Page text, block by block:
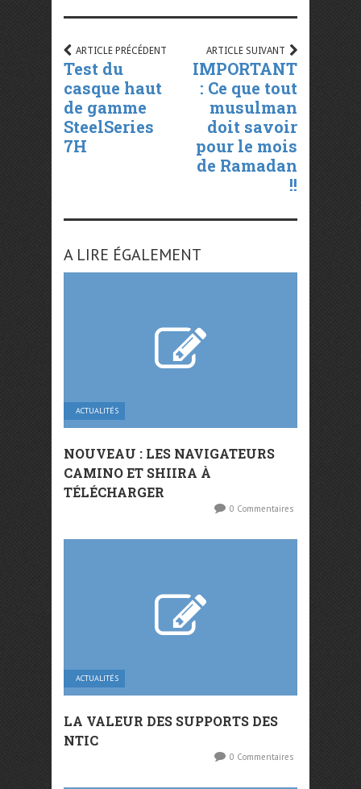
ARTICLE PRÉCÉDENT
Test du
casque haut
de gamme
SteelSeries
7H
ARTICLE SUIVANT
IMPORTANT
: Ce que tout
musulman
doit savoir
pour le mois
de Ramadan
!!
A LIRE ÉGALEMENT
ACTUALITÉS
NOUVEAU : LES NAVIGATEURS
CAMINO ET SHIIRA À
TÉLÉCHARGER
0 Commentaires
ACTUALITÉS
LA VALEUR DES SUPPORTS DES
NTIC
0 Commentaires